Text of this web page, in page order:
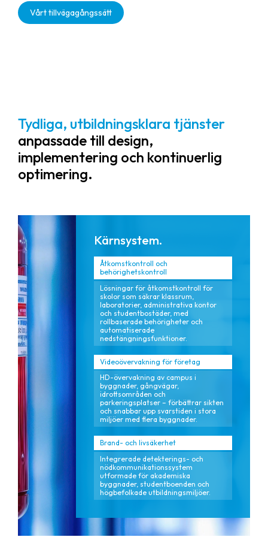
kommunikationsverktyg och analyser
i realtid som stärker samordning,
Vårt tillvägagångssätt
Tydliga, utbildningsklara tjänster
anpassade till design,
implementering och kontinuerlig
optimering.
Kärnsystem.
Åtkomstkontroll och
behörighetskontroll
Lösningar för åtkomstkontroll för
skolor som säkrar klassrum,
laboratorier, administrativa kontor
och studentbostäder, med
rollbaserade behörigheter och
automatiserade
nedstängningsfunktioner.
Videoövervakning för företag
HD-övervakning av campus i
byggnader, gångvägar,
idrottsområden och
parkeringsplatser – förbättrar sikten
och snabbar upp svarstiden i stora
miljöer med flera byggnader.
Brand- och livsäkerhet
Integrerade detekterings- och
nödkommunikationssystem
utformade för akademiska
byggnader, studentboenden och
högbefolkade utbildningsmiljöer.